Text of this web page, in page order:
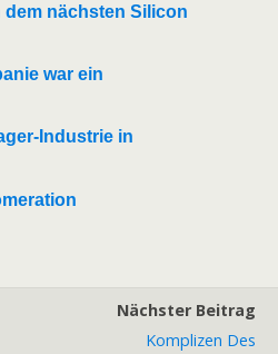
nächsten Silicon
war ein
Industrie in
Nächster Beitrag
Komplizen Des